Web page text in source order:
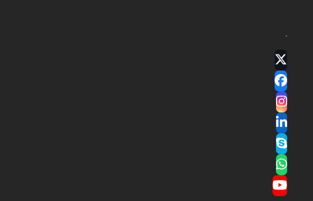
Twitter
(deprecated)
Facebook
Instagram
LinkedIn
Skype
Whatsapp
YouTube